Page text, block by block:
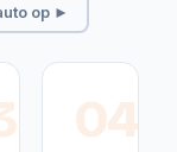
op ►
04